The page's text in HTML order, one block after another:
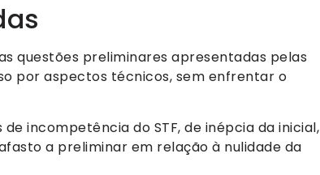
questões preliminares apresentadas pelas
por aspectos técnicos, sem enfrentar o
incompetência do STF, de inépcia da inicial,
a preliminar em relação à nulidade da